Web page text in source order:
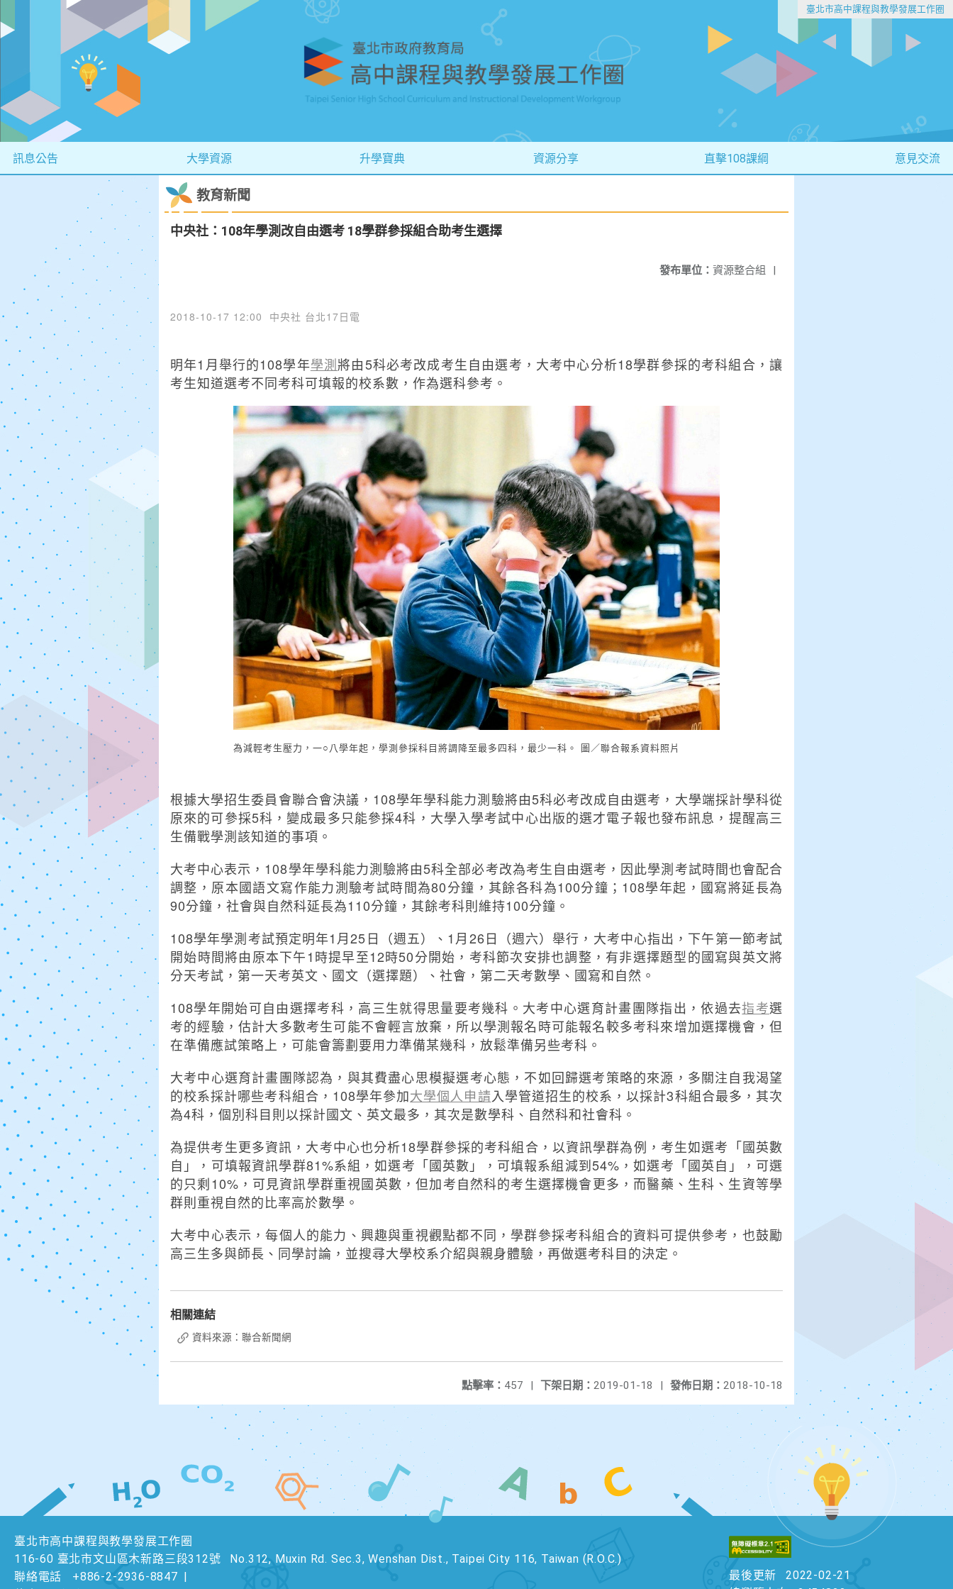
臺北市高中課程與教學發展工作圈
訊息公告 大學資源 升學寶典 資源分享 直擊108課綱 意見交流
教育新聞
中央社：108年學測改自由選考 18學群參採組合助考生選擇
發布單位： 資源整合組 |
2018-10-17 12:00 中央社 台北17日電
明年1月舉行的108學年學測將由5科必考改成考生自由選考，大考中心分析18學群參採的考科組合，讓
考生知道選考不同考科可填報的校系數，作為選科參考。
為減輕考生壓力，一○八學年起，學測參採科目將調降至最多四科，最少一科。 圖／聯合報系資料照片
根據大學招生委員會聯合會決議，108學年學科能力測驗將由5科必考改成自由選考，大學端採計學科從
原來的可參採5科，變成最多只能參採4科，大學入學考試中心出版的選才電子報也發布訊息，提醒高三
生備戰學測該知道的事項。
大考中心表示，108學年學科能力測驗將由5科全部必考改為考生自由選考，因此學測考試時間也會配合
調整，原本國語文寫作能力測驗考試時間為80分鐘，其餘各科為100分鐘；108學年起，國寫將延長為
90分鐘，社會與自然科延長為110分鐘，其餘考科則維持100分鐘。
108學年學測考試預定明年1月25日（週五）、1月26日（週六）舉行，大考中心指出，下午第一節考試
開始時間將由原本下午1時提早至12時50分開始，考科節次安排也調整，有非選擇題型的國寫與英文將
分天考試，第一天考英文、國文（選擇題）、社會，第二天考數學、國寫和自然。
108學年開始可自由選擇考科，高三生就得思量要考幾科。大考中心選育計畫團隊指出，依過去指考選
考的經驗，估計大多數考生可能不會輕言放棄，所以學測報名時可能報名較多考科來增加選擇機會，但
在準備應試策略上，可能會籌劃要用力準備某幾科，放鬆準備另些考科。
大考中心選育計畫團隊認為，與其費盡心思模擬選考心態，不如回歸選考策略的來源，多關注自我渴望
的校系採計哪些考科組合，108學年參加大學個人申請入學管道招生的校系，以採計3科組合最多，其次
為4科，個別科目則以採計國文、英文最多，其次是數學科、自然科和社會科。
為提供考生更多資訊，大考中心也分析18學群參採的考科組合，以資訊學群為例，考生如選考「國英數
自」，可填報資訊學群81%系組，如選考「國英數」，可填報系組減到54%，如選考「國英自」，可選
的只剩10%，可見資訊學群重視國英數，但加考自然科的考生選擇機會更多，而醫藥、生科、生資等學
群則重視自然的比率高於數學。
大考中心表示，每個人的能力、興趣與重視觀點都不同，學群參採考科組合的資料可提供參考，也鼓勵
高三生多與師長、同學討論，並搜尋大學校系介紹與親身體驗，再做選考科目的決定。
相關連結
資料來源：聯合新聞網
發佈日期： 2018-10-18
下架日期： 2019-01-18 |
點擊率： 457 |
臺北市高中課程與教學發展工作圈
116-60 臺北市文山區木新路三段312號
No.312, Muxin Rd. Sec.3, Wenshan Dist., Taipei City 116, Taiwan (R.O.C.)
聯絡電話
+886-2-2936-8847 |
最後更新
2022-02-21